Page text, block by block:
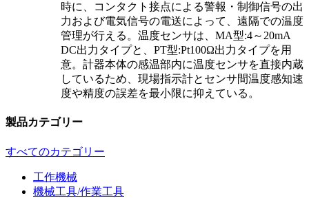
時に、コンタクト接点による警報・制御信号の出
力および電気信号の電送によって、遠隔での温度
管理が行える。温度センサは、MA型:4～20mA
DC出力タイプと、PT型:Pt100Ω出力タイプを用
意。計器本体の感温部内に温度センサを直接内蔵
しているため、現場指示計とセンサ間温度感知速
度や精度の誤差を最小限に抑えている。
製品カテゴリー
すべてのカテゴリー
工作機械
機械工具/作業工具